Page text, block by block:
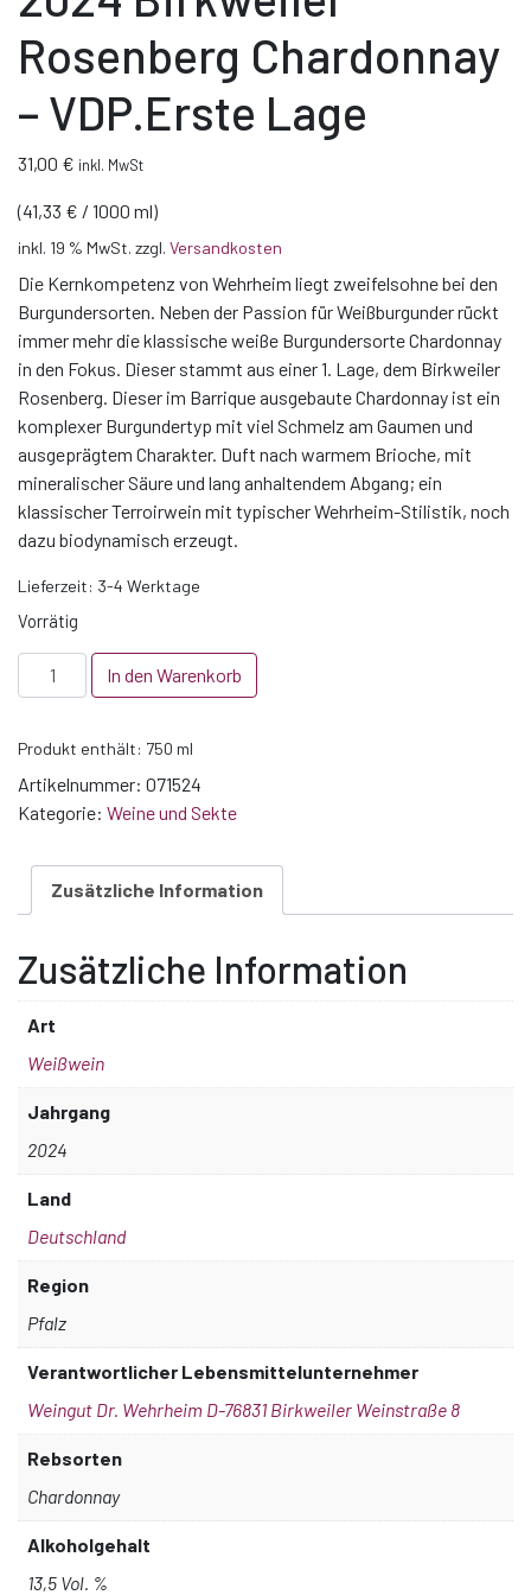
Rosenberg Chardonnay
– VDP.Erste Lage
31,00 € inkl. MwSt
(41,33 € / 1000 ml)
inkl. 19 % MwSt. zzgl. Versandkosten
Die Kernkompetenz von Wehrheim liegt zweifelsohne bei den
Burgundersorten. Neben der Passion für Weißburgunder rückt
immer mehr die klassische weiße Burgundersorte Chardonnay
in den Fokus. Dieser stammt aus einer 1. Lage, dem Birkweiler
Rosenberg. Dieser im Barrique ausgebaute Chardonnay ist ein
komplexer Burgundertyp mit viel Schmelz am Gaumen und
ausgeprägtem Charakter. Duft nach warmem Brioche, mit
mineralischer Säure und lang anhaltendem Abgang; ein
klassischer Terroirwein mit typischer Wehrheim-Stilistik, noch
dazu biodynamisch erzeugt.
Lieferzeit: 3-4 Werktage
Vorrätig
2024
Birkweiler
Chardonnay
-
VDP.Erste
Menge
In den Warenkorb
Produkt enthält: 750 ml
Artikelnummer: 071524
Kategorie: Weine und Sekte
Zusätzliche Information
Zusätzliche Information
Art
Weißwein
Jahrgang
2024
Land
Deutschland
Region
Pfalz
Verantwortlicher Lebensmittelunternehmer
Weingut Dr. Wehrheim D-76831 Birkweiler Weinstraße 8
Rebsorten
Chardonnay
Alkoholgehalt
13,5 Vol. %